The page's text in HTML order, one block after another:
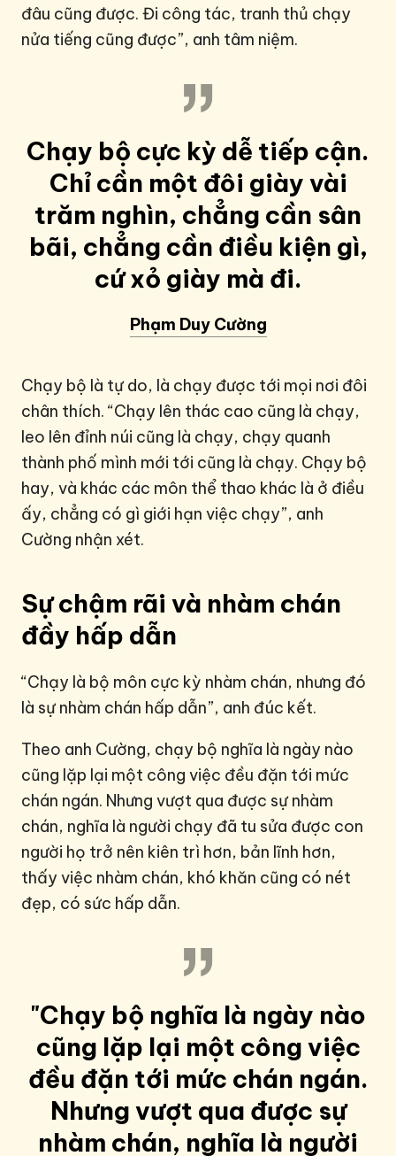
đâu cũng được. Đi công tác, tranh thủ chạy
nửa tiếng cũng được”, anh tâm niệm.
Chạy bộ cực kỳ dễ tiếp cận.
Chỉ cần một đôi giày vài
trăm nghìn, chẳng cần sân
bãi, chẳng cần điều kiện gì,
cứ xỏ giày mà đi.
Phạm Duy Cường
Chạy bộ là tự do, là chạy được tới mọi nơi đôi
chân thích. “Chạy lên thác cao cũng là chạy,
leo lên đỉnh núi cũng là chạy, chạy quanh
thành phố mình mới tới cũng là chạy. Chạy bộ
hay, và khác các môn thể thao khác là ở điều
ấy, chẳng có gì giới hạn việc chạy”, anh
Cường nhận xét.
Sự chậm rãi và nhàm chán
đầy hấp dẫn
“Chạy là bộ môn cực kỳ nhàm chán, nhưng đó
là sự nhàm chán hấp dẫn”, anh đúc kết.
Theo anh Cường, chạy bộ nghĩa là ngày nào
cũng lặp lại một công việc đều đặn tới mức
chán ngán. Nhưng vượt qua được sự nhàm
chán, nghĩa là người chạy đã tu sửa được con
người họ trở nên kiên trì hơn, bản lĩnh hơn,
thấy việc nhàm chán, khó khăn cũng có nét
đẹp, có sức hấp dẫn.
"Chạy bộ nghĩa là ngày nào
cũng lặp lại một công việc
đều đặn tới mức chán ngán.
Nhưng vượt qua được sự
nhàm chán, nghĩa là người